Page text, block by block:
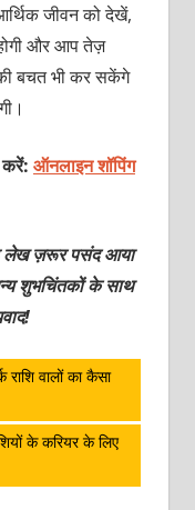
जीवन को देखें,
और आप तेज़
बचत भी कर सकेंगे
करें: ऑनलाइन शॉपिंग
लेख ज़रूर पसंद आया
शुभचिंतकों के साथ
वालों का कैसा
के करियर के लिए